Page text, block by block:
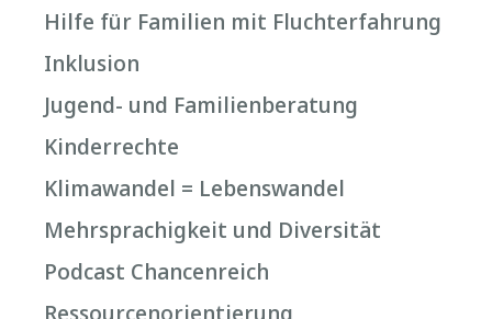
Hilfe für Familien mit Fluchterfahrung
Inklusion
Jugend- und Familienberatung
Kinderrechte
Klimawandel = Lebenswandel
Mehrsprachigkeit und Diversität
Podcast Chancenreich
Ressourcenorientierung